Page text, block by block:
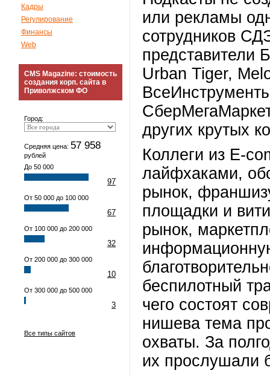
Кадры
Регулирование
Финансы
Web
CMS Magazine: стоимость
создания корп. сайта в
Приволжском ФО
Город:
Средняя цена: 57 958
рублей
До 50 000
97
От 50 000 до 100 000
67
От 100 000 до 200 000
32
От 200 000 до 300 000
10
От 300 000 до 500 000
3
Все типы сайтов
или рекламы
сотрудников
представители
Urban Tiger,
других крутых
Коллеги из E-
лайфхаками,
рынок,
площадки и
рынок,
беспилотный
чего состоят
нишева тема
охваты. За
их прослушали